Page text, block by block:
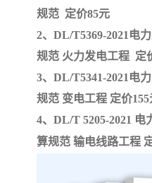
规范 定价85元
2、DL/T5369-2021电
规范 火力发电工程 定
3、DL/T5341-2021电
规范 变电工程 定价155
4、DL/T 5205-2021
算规范 输电线路工程
海南省建设工程预算定额
江苏省建设工程计价定额
四川省清单定额
云南省建设工程预算定额